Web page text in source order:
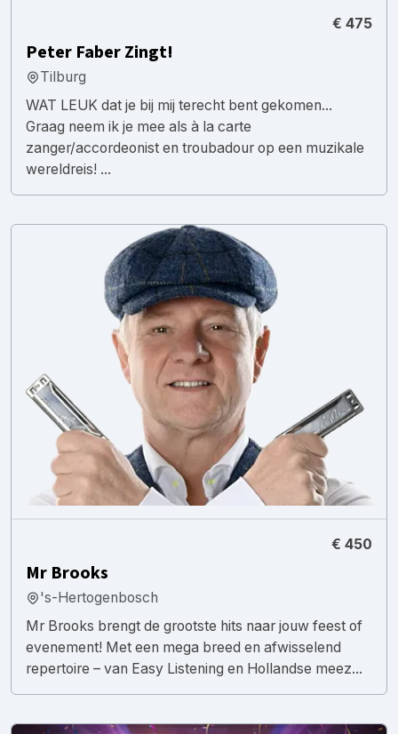
€ 475
Peter Faber Zingt!
Tilburg
WAT LEUK dat je bij mij terecht bent gekomen...
Graag neem ik je mee als à la carte
zanger/accordeonist en troubadour op een muzikale
wereldreis! ...
€ 450
Mr Brooks
's-Hertogenbosch
Mr Brooks brengt de grootste hits naar jouw feest of
evenement! Met een mega breed en afwisselend
repertoire – van Easy Listening en Hollandse meez...